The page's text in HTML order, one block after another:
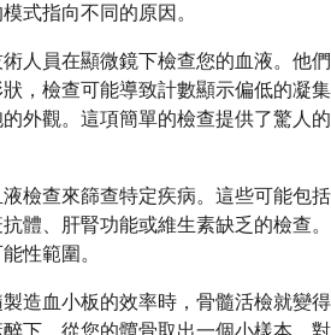
式指向不同的原因。
人員在顯微鏡下檢查您的血液。他們
，檢查可能導致計數顯示偏低的凝集
外觀。這項簡單的檢查提供了驚人的
檢查來篩查特定疾病。這些可能包括
體、肝腎功能或維生素缺乏的檢查。
性範圍。
造血小板的效率時，骨髓活檢就變得
下，從您的髖骨取出一個小樣本。對